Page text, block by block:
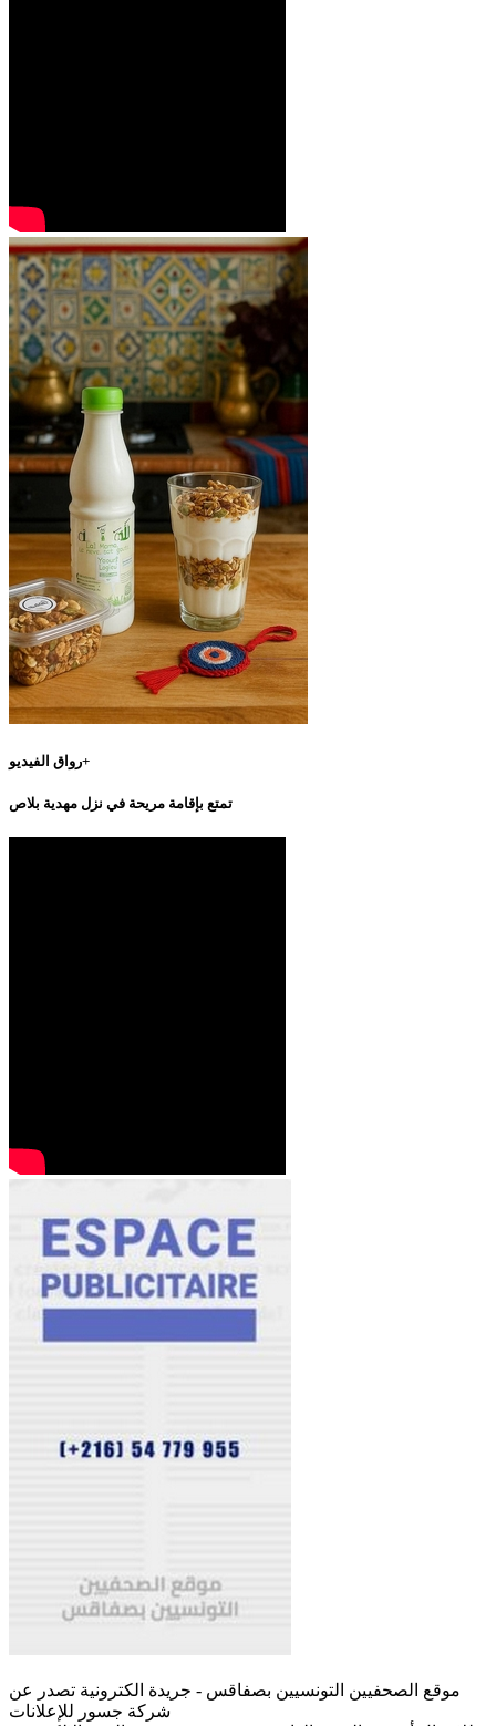
رواق الفيديو+
تمتع بإقامة مريحة في نزل مهدية بلاص
موقع الصحفيين التونسيين بصفاقس - جريدة الكترونية تصدر عن
شركة جسور للإعلانات